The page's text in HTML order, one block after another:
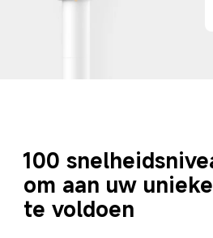
100
om aan uw
te voldoen